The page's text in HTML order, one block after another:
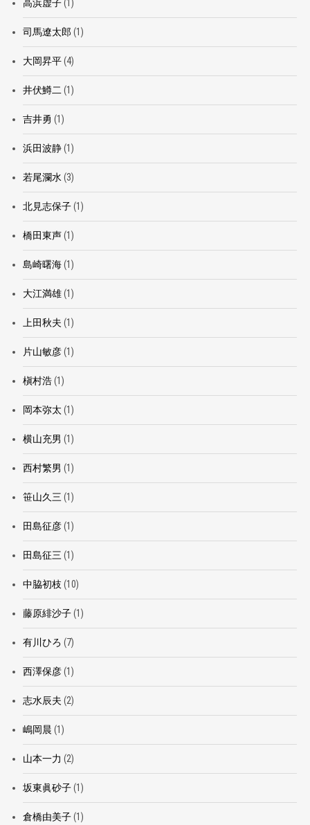
高浜虚子(1)
司馬遼太郎 (1)
大岡昇平(4)
井伏鱒二 (1)
吉井勇 (1)
浜田波静(1)
若尾瀾水 (3)
北見志保子(1)
橋田東声(1)
島崎曙海(1)
大江満雄(1)
上田秋夫 (1)
片山敏彦(1)
槇村浩(1)
岡本弥太 (1)
横山充男 (1)
西村繁男 (1)
笹山久三 (1)
田島征彦(1)
田島征三 (1)
中脇初枝 (10)
藤原緋沙子(1)
有川ひろ (7)
西澤保彦(1)
志水辰夫 (2)
嶋岡晨 (1)
山本一力 (2)
坂東眞砂子(1)
倉橋由美子(1)